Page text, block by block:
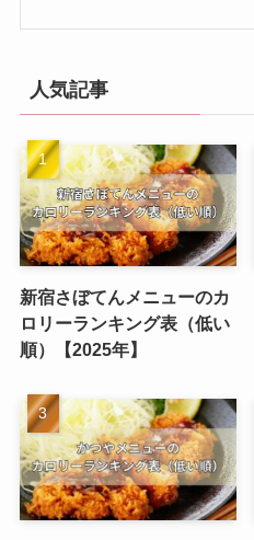
人気記事
新宿さぼてんメニューのカ
ロリーランキング表（低い
順）【2025年】